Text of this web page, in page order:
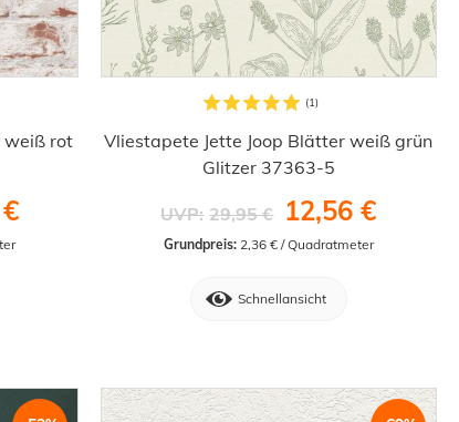
weiß rot
Vliestapete Jette Joop Blätter weiß grün
Glitzer 37363-5
UVP: 29,95 € 12,56 €
Grundpreis: 2,36 € / Quadratmeter
Schnellansicht